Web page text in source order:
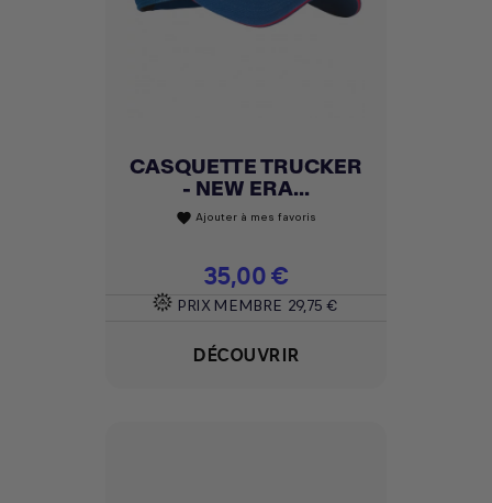
CASQUETTE TRUCKER
- NEW ERA...
favorite Ajouter à mes favoris
Prix
35,00 €
PRIX MEMBRE 29,75 €
DÉCOUVRIR